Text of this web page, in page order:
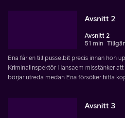
Avsnitt 2
Avsnitt 2
51 min
Ena får en till pusselbit precis innan hon
Kriminalinspektör Hansaem misstänker
börjar utreda medan Ena försöker hitta
Avsnitt 3